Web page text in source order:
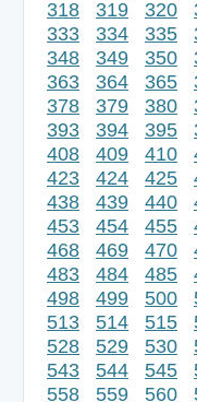
318
319 320
333
334 335
348
349 350
363
364 365
378
379 380
393
394 395
408
409 410
423
424 425
438
439 440
453
454 455
468
469 470
483
484 485
498
499 500
513
514 515
528
529 530
543
544 545
558
559 560